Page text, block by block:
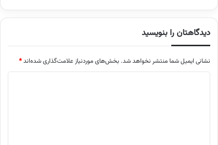
دیدگاهتان را بنویسید
نشانی ایمیل شما منتشر نخواهد شد. بخش‌های موردنیاز علامت‌گذاری شده‌اند*